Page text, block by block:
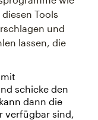
Tools
und
lassen, die
schicke den
dann die
verfügbar sind,